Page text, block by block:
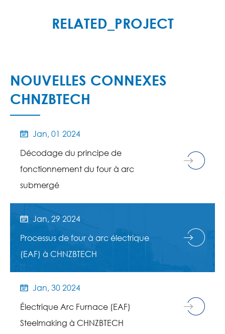
RELATED_PROJECT
NOUVELLES CONNEXES
CHNZBTECH

Jan, 01 2024
Décodage du principe de
fonctionnement du four à arc
submergé
 Jan, 29 2024
Processus de four à arc électrique
(EAF) à CHNZBTECH

Jan, 30 2024
Électrique Arc Furnace (EAF)
Steelmaking à CHNZBTECH